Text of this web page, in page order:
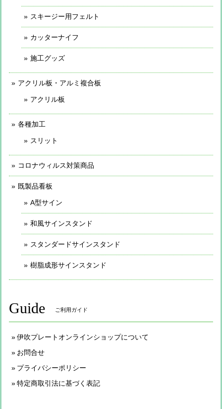
スキージー用フェルト
カッターナイフ
施工グッズ
アクリル板・アルミ複合板
アクリル板
各種加工
スリット
コロナウィルス対策商品
既製品看板
A型サイン
和風サインスタンド
スタンダードサインスタンド
樹脂成形サインスタンド
Guide ご利用ガイド
伊吹プレートオンラインショップについて
お問合せ
プライバシーポリシー
特定商取引法に基づく表記